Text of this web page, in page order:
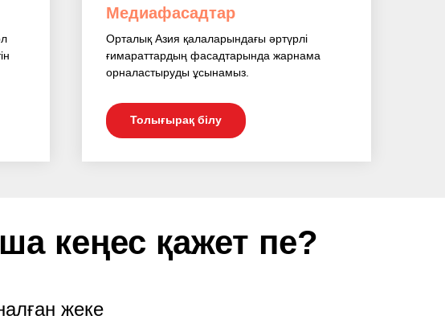
Медиафасадтар
Орталық Азия қалаларындағы әртүрлі
ғимараттардың фасадтарында жарнама
орналастыруды ұсынамыз.
Толығырақ білу
кеңес қажет пе?
жеке